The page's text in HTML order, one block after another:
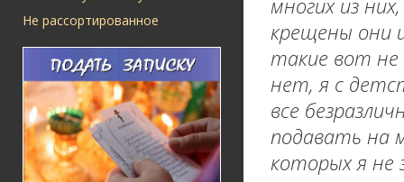
Не рассортированное
многих из
крещены они
такие вот не
нет, я с
все
подавать на
которых я не